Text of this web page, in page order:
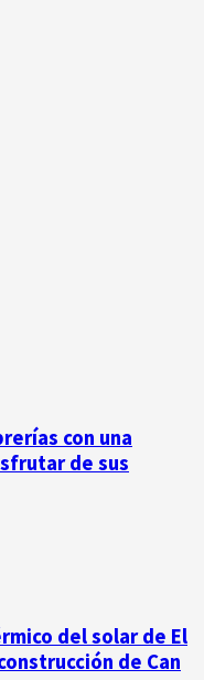
con una
de sus
del solar de El
de Can